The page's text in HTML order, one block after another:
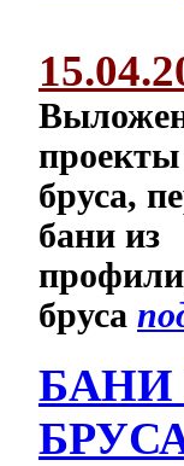
проекты
бруса,
бани из
бруса
БАНИ